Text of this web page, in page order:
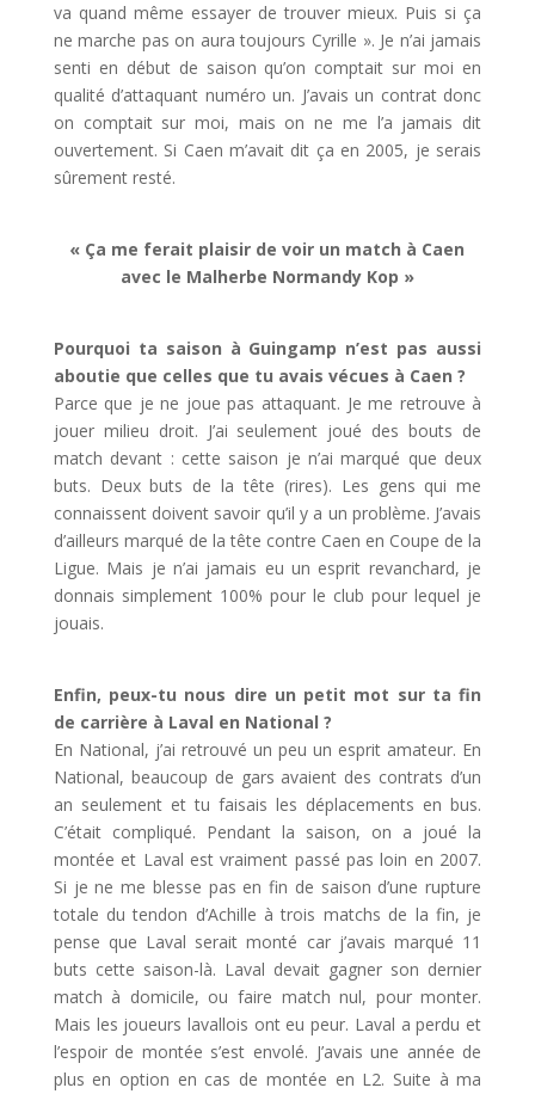
va quand même essayer de trouver mieux. Puis si ça
ne marche pas on aura toujours Cyrille ». Je n’ai jamais
senti en début de saison qu’on comptait sur moi en
qualité d’attaquant numéro un. J’avais un contrat donc
on comptait sur moi, mais on ne me l’a jamais dit
ouvertement. Si Caen m’avait dit ça en 2005, je serais
sûrement resté.
« Ça me ferait plaisir de voir un match à Caen
avec le Malherbe Normandy Kop »
Pourquoi ta saison à Guingamp n’est pas aussi
aboutie que celles que tu avais vécues à Caen ?
Parce que je ne joue pas attaquant. Je me retrouve à
jouer milieu droit. J’ai seulement joué des bouts de
match devant : cette saison je n’ai marqué que deux
buts. Deux buts de la tête (rires). Les gens qui me
connaissent doivent savoir qu’il y a un problème. J’avais
d’ailleurs marqué de la tête contre Caen en Coupe de la
Ligue. Mais je n’ai jamais eu un esprit revanchard, je
donnais simplement 100% pour le club pour lequel je
jouais.
Enfin, peux-tu nous dire un petit mot sur ta fin
de carrière à Laval en National ?
En National, j’ai retrouvé un peu un esprit amateur. En
National, beaucoup de gars avaient des contrats d’un
an seulement et tu faisais les déplacements en bus.
C’était compliqué. Pendant la saison, on a joué la
montée et Laval est vraiment passé pas loin en 2007.
Si je ne me blesse pas en fin de saison d’une rupture
totale du tendon d’Achille à trois matchs de la fin, je
pense que Laval serait monté car j’avais marqué 11
buts cette saison-là. Laval devait gagner son dernier
match à domicile, ou faire match nul, pour monter.
Mais les joueurs lavallois ont eu peur. Laval a perdu et
l’espoir de montée s’est envolé. J’avais une année de
plus en option en cas de montée en L2. Suite à ma